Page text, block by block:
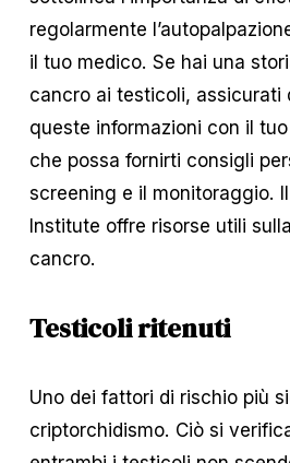
regolarmente
il tuo medico. Se hai una
cancro ai testicoli, assicurati
queste informazioni con il
che possa fornirti consigli
screening e il monitoraggio.
Institute offre risorse utili
cancro.
Testicoli ritenuti
Uno dei fattori di rischio più
criptorchidismo. Ciò si